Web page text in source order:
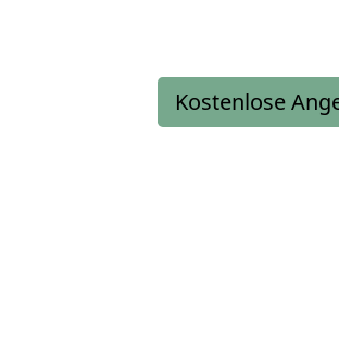
Kostenlose